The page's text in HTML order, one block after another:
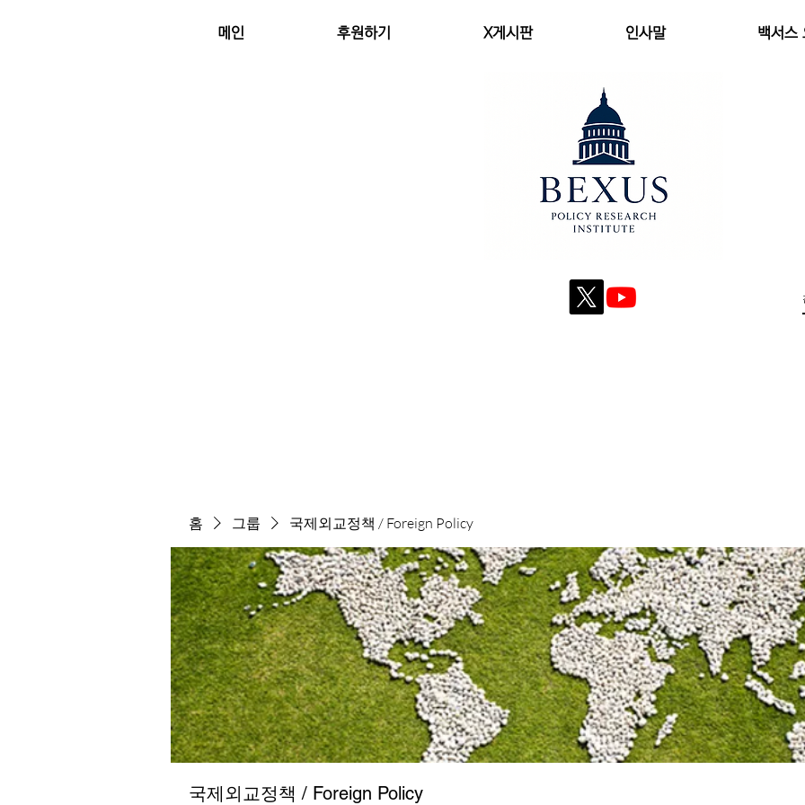
메인 후원하기 X게시판 인사말 백서스
홈 그룹 국제외교정책 / Foreign Policy
국제외교정책 / Foreign Policy